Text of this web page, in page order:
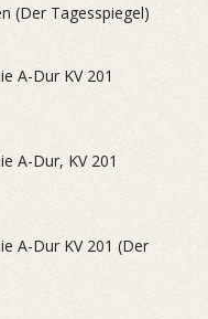
(Der Tagesspiegel)
A-Dur KV 201
A-Dur, KV 201
A-Dur KV 201 (Der